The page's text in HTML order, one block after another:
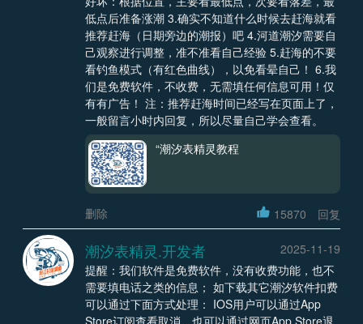
低点后准备涨潮 3.确实不知道什么时候去赶海就看
推荐赶海（日期旁边的潮报）吧 4.河道潮汐需要自
己观察进行调整，准不准看自己经验 5.赶海的不要
看钓鱼模式（有红色曲线），以免看晕自己！ 6.我
们是免费软件，不收费，无需填任何信息可用！仅
有有广告！ 注：推荐赶海时间已经写在页面上了，
一般留言小时内回复，所以尽量自己学会查看。
“潮汐表精灵教程
删除 15870 回复
潮汐表精灵.开发者
2025-11-19
提醒：我们软件是免费软件，没有收费功能，也不
需要填电话之类的信息； 如下载其它潮汐软件扣费
可以通过下面方式处理： IOS用户可以通过App